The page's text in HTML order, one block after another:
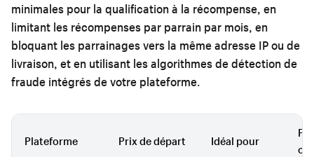
minimales pour la qualification à la récompense, en
limitant les récompenses par parrain par mois, en
bloquant les parrainages vers la même adresse IP ou de
livraison, et en utilisant les algorithmes de détection de
fraude intégrés de votre plateforme.
Plateforme Prix de départ Idéal pour